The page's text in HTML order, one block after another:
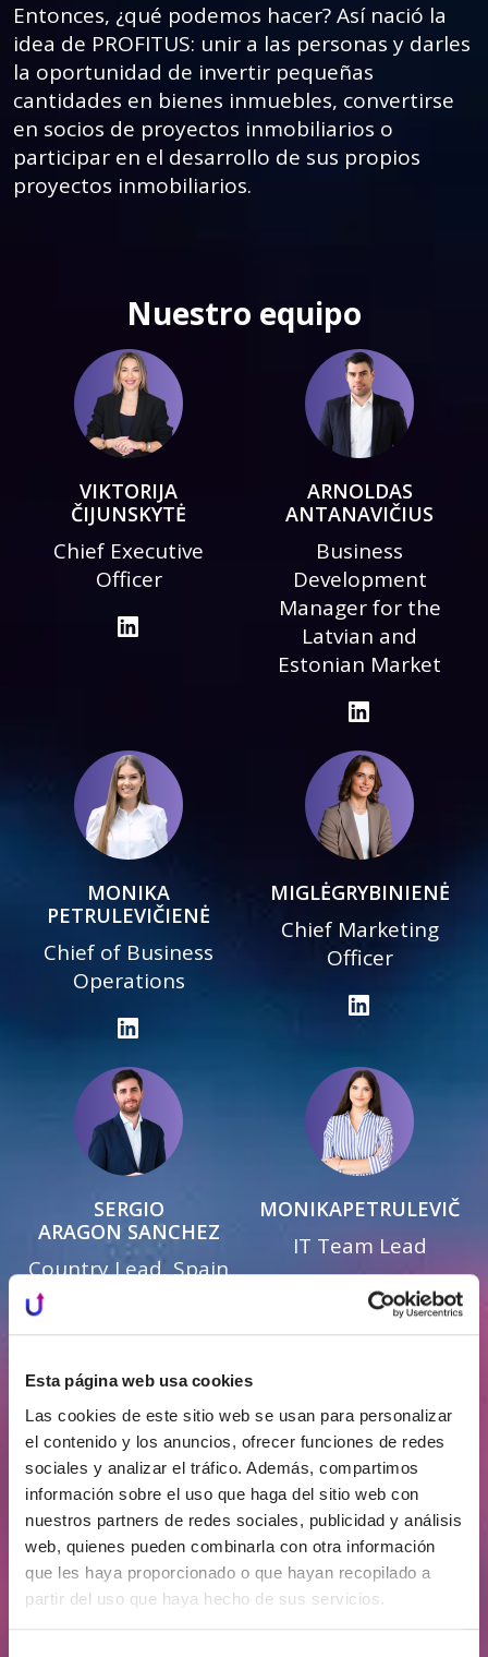
Esta página web usa cookies
Las cookies de este sitio web se usan para personalizar
el contenido y los anuncios, ofrecer funciones de redes
sociales y analizar el tráfico. Además, compartimos
información sobre el uso que haga del sitio web con
nuestros partners de redes sociales, publicidad y análisis
web, quienes pueden combinarla con otra información
que les haya proporcionado o que hayan recopilado a
partir del uso que haya hecho de sus servicios.
Entonces, ¿qué podemos hacer? Así nació la
idea de PROFITUS: unir a las personas y darles
la oportunidad de invertir pequeñas
cantidades en bienes inmuebles, convertirse
en socios de proyectos inmobiliarios o
participar en el desarrollo de sus propios
proyectos inmobiliarios.
Nuestro equipo
VIKTORIJA
ČIJUNSKYTĖ
Chief Executive
Officer
ARNOLDAS
ANTANAVIČIUS
Business
Development
Manager for the
Latvian and
Estonian Market
MONIKA
PETRULEVIČIENĖ
Chief of Business
Operations
MIGLĖGRYBINIENĖ
Chief Marketing
Officer
SERGIO
ARAGON SANCHEZ
Country Lead, Spain
MONIKAPETRULEVIČ
IT Team Lead
AURIMASSATKŪNAS
Investor Relations
Manager
JUSTASPALIUKĖNAS
Head of Investor
Communication &
Project Quality